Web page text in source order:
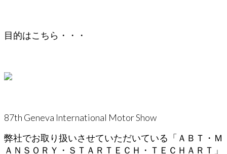
目的はこちら・・・
87th Geneva International Motor Show
弊社でお取り扱いさせていただいている「ＡＢＴ・Ｍ
ＡＮＳＯＲＹ・ＳＴＡＲＴＥＣＨ・ＴＥＣＨＡＲＴ」